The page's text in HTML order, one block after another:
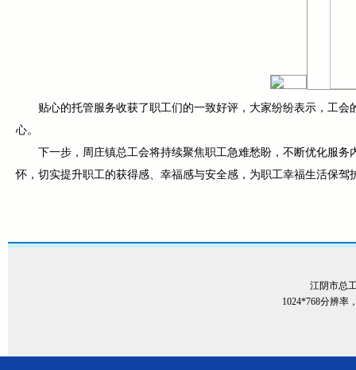
贴心的托管服务收获了职工们的一致好评，大家纷纷表示，工
心。
下一步，周庄镇总工会将持续聚焦职工急难愁盼，不断优化服
怀，切实提升职工的获得感、幸福感与安全感，为职工幸福生活保驾
江阴市总
1024*768分辨率